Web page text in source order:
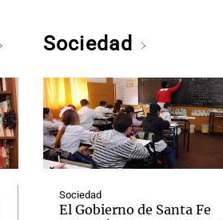
Sociedad
Sociedad
El Gobierno de Santa Fe